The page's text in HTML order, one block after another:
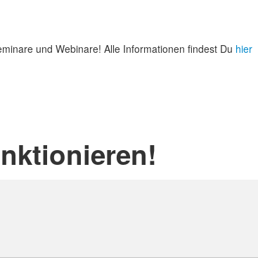
und Webinare! Alle Informationen findest Du hier